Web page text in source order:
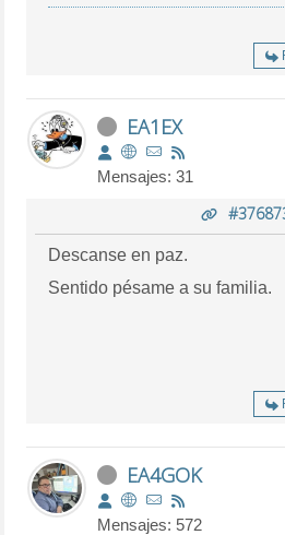
EA1EX
Mensajes: 31
Descanse en paz.
Sentido pésame a su familia.
EA4GOK
Mensajes: 572